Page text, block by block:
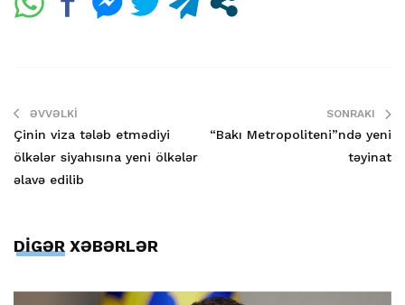
ƏVVƏLKI
Çinin viza tələb etmədiyi
ölkələr siyahısına yeni ölkələr
əlavə edilib
SONRAKI
“Bakı Metropoliteni”ndə yeni
təyinat
DİGƏR XƏBƏRLƏR